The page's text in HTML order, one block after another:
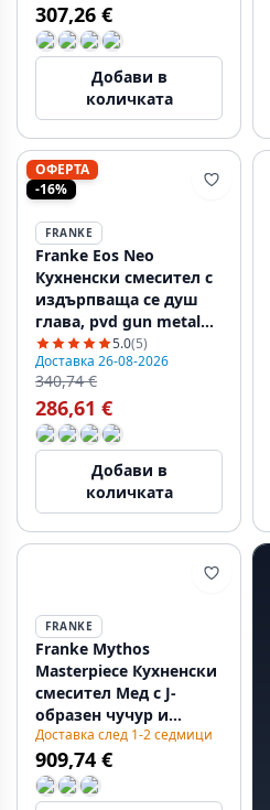
307,26 €
Добави в
количката
ОФЕРТА
-16%
FRANKE
Franke Eos Neo
Кухненски смесител с
издърпваща се душ
глава, pvd gun metal
115.0628.256
5.0(5)
Доставка 26-08-2026
340,74 €
286,61 €
Добави в
количката
FRANKE
Franke Mythos
Masterpiece Кухненски
смесител Мед с J-
образен чучур и
Изтеглящ се душ -
115.0711.557
Доставка след 1-2 седмици
909,74 €